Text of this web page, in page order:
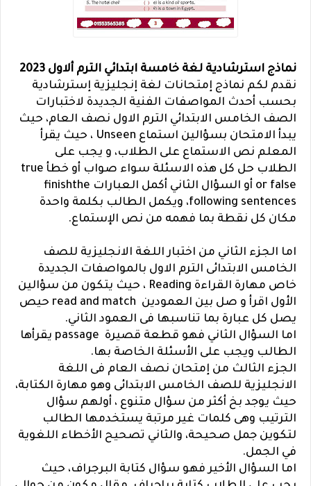
نماذج استرشادية لغة خامسة ابتدائي الترم ألاول 2023
نقدم لكم نماذج إمتحانات لغة إنجليزية إسترشادية
بحسب أحدث المواصفات الفنية الجديدة لاختبارات
الصف الخامس الابتدائي الترم الاول نصف العام، حيث
يبدأ الامتحان بسؤالين استماع Unseen ، حيث يقرأ
المعلم نص الاستماع على الطلاب، و يجب على
الطلاب حل كل هذه الاسئلة سواء صواب أو خطأ true
or false أو السؤال الثاني أكمل العبارات finishthe
following sentences، ويكمل الطالب بكلمة واحدة
مكان كل نقطة بما فهمه من نص الإستماع.
اما الجزء الثاني من اختبار اللغة الانجليزية للصف
الخامس الابتدائى الترم الاول بالمواصفات الجديدة
خاص مهارة القراءة Reading ، حيث يتكون من سؤالين
الأول اقرأ و صل بين العمودين read and match حيص
يصل كل عبارة بما تناسبها فى العمود الثاني.
اما السؤال الثاني فهو قطعة قصيرة passage يقرأها
الطالب ويجب على الأسئلة الخاصة بها.
الجزء الثالث من إمتحان نصف العام فى اللغة
الانجليزية للصف الخامس الابتدائى وهو مهارة الكتابة،
حيث يوجد بخ أكثر من سؤال متنوع ، أولهم سؤال
الترتيب وهى كلمات غير مرتبة يستخدمها الطالب
لتكوين جمل صحيحة، والثاني تصحيح الأخطاء اللغوية
في الجمل.
اما السؤال الأخير فهو سؤال كتابة البرجراف، حيث